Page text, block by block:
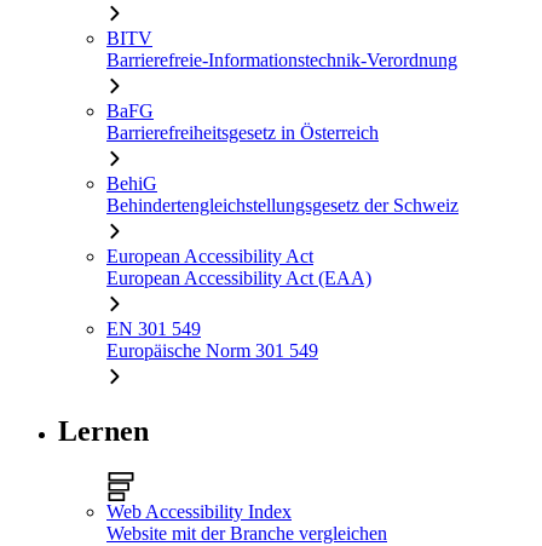
BITV
Barrierefreie-Informationstechnik-Verordnung
BaFG
Barrierefreiheitsgesetz in Österreich
BehiG
Behindertengleichstellungsgesetz der Schweiz
European Accessibility Act
European Accessibility Act (EAA)
EN 301 549
Europäische Norm 301 549
Lernen
Web Accessibility Index
Website mit der Branche vergleichen